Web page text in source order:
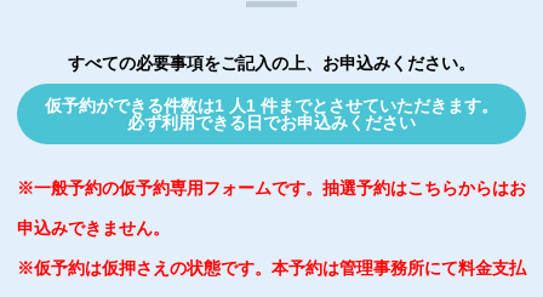
すべての必要事項をご記入の上、お申込みください。
仮予約ができる件数は1 人1 件までとさせていただきます。
必ず利用できる日でお申込みください
※一般予約の仮予約専用フォームです。抽選予約はこちらからはお
申込みできません。
※仮予約は仮押さえの状態です。本予約は管理事務所にて料金支払